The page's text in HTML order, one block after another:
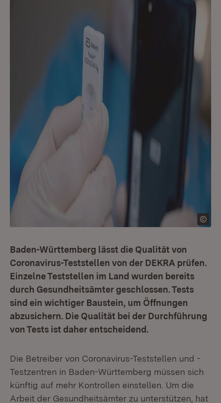
Baden-Württemberg lässt die Qualität von
Coronavirus-Teststellen von der DEKRA prüfen.
Einzelne Teststellen im Land wurden bereits
durch Gesundheitsämter geschlossen. Tests
sind ein wichtiger Baustein, um Öffnungen
abzusichern. Die Qualität bei der Durchführung
von Tests ist daher entscheidend.
Die Betreiber von Coronavirus-Teststellen und -
Testzentren in Baden-Württemberg müssen sich
künftig auf mehr Kontrollen einstellen. Um die
Arbeit der Gesundheitsämter zu unterstützen, hat